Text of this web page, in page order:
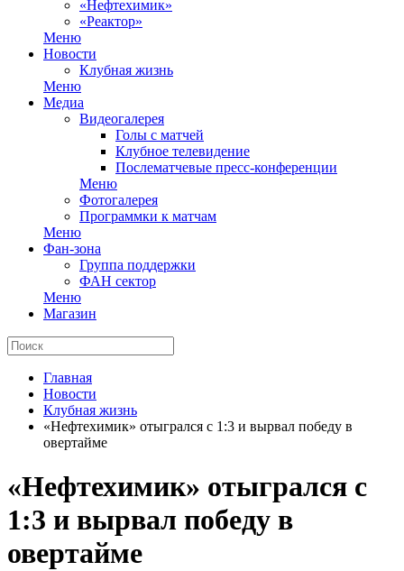
«Нефтехимик»
«Реактор»
Меню
Новости
Клубная жизнь
Меню
Медиа
Видеогалерея
Голы с матчей
Клубное телевидение
Послематчевые пресс-конференции
Меню
Фотогалерея
Программки к матчам
Меню
Фан-зона
Группа поддержки
ФАН сектор
Меню
Магазин
Главная
Новости
Клубная жизнь
«Нефтехимик» отыгрался с 1:3 и вырвал победу в
овертайме
«Нефтехимик» отыгрался с
1:3 и вырвал победу в
овертайме